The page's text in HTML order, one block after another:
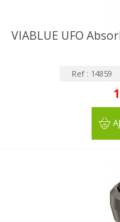
VIABLUE UFO
Ref : 14859